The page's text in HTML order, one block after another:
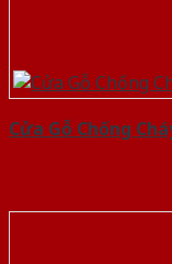
Cửa Gỗ Chống